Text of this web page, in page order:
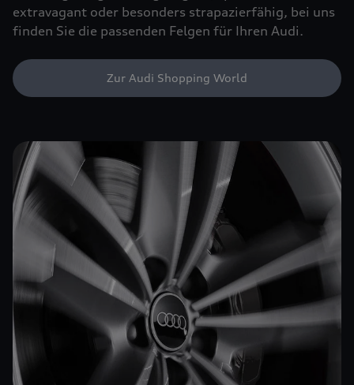
extravagant oder besonders strapazierfähig, bei uns
finden Sie die passenden Felgen für Ihren Audi.
Zur Audi Shopping World